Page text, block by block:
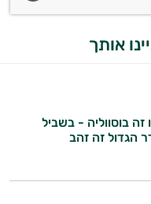
אותך
זה בוסווליה - בשביל
הגדול זה זהב
מידע קליניים
הטבעית